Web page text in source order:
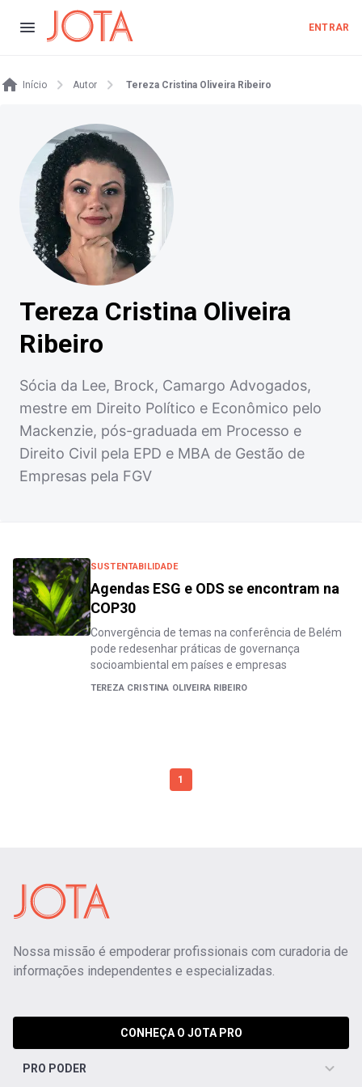
ENTRAR
Início Autor Tereza Cristina Oliveira Ribeiro
Tereza Cristina Oliveira
Ribeiro
Sócia da Lee, Brock, Camargo Advogados,
mestre em Direito Político e Econômico pelo
Mackenzie, pós-graduada em Processo e
Direito Civil pela EPD e MBA de Gestão de
Empresas pela FGV
SUSTENTABILIDADE
Agendas ESG e ODS se encontram na
COP30
Convergência de temas na conferência de Belém
pode redesenhar práticas de governança
socioambiental em países e empresas
TEREZA CRISTINA OLIVEIRA RIBEIRO
1
Nossa missão é empoderar profissionais com curadoria de
informações independentes e especializadas.
CONHEÇA O JOTA PRO
PRO PODER